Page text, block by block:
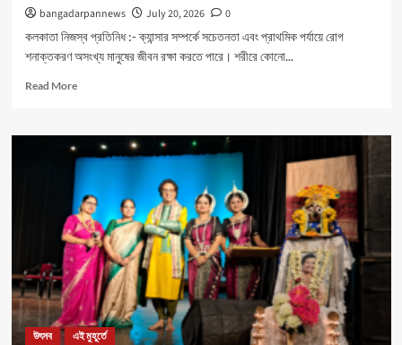
bangadarpannews July 20, 2026
0
কলকাতা নিজস্ব প্রতিনিধ :- ক্যান্সার সম্পর্কে সচেতনতা এবং প্রাথমিক পর্যায়ে রোগ
শনাক্তকরণ অসংখ্য মানুষের জীবন রক্ষা করতে পারে। শরীরে কোনো...
Read MoreRead
ক্যান্সার
প্রতিরোধে
সচেতনতা,
শনাক্তকরণ
ও
সময়মতো
চিকিৎসাই
জীবন
বাঁচানোর
চাবিকাঠি।
উৎসব এই মুহূর্তে